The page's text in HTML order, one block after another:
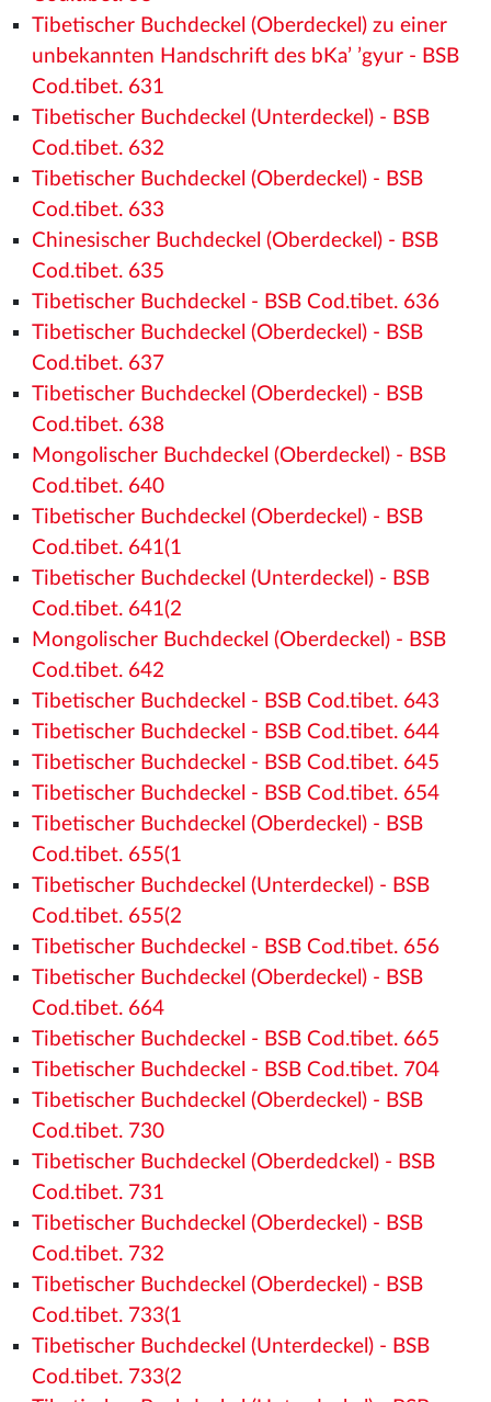
Tibetischer Buchdeckel (Oberdeckel) zu einer
unbekannten Handschrift des bKa’ ’gyur - BSB
Cod.tibet. 631
Tibetischer Buchdeckel (Unterdeckel) - BSB
Cod.tibet. 632
Tibetischer Buchdeckel (Oberdeckel) - BSB
Cod.tibet. 633
Chinesischer Buchdeckel (Oberdeckel) - BSB
Cod.tibet. 635
Tibetischer Buchdeckel - BSB Cod.tibet. 636
Tibetischer Buchdeckel (Oberdeckel) - BSB
Cod.tibet. 637
Tibetischer Buchdeckel (Oberdeckel) - BSB
Cod.tibet. 638
Mongolischer Buchdeckel (Oberdeckel) - BSB
Cod.tibet. 640
Tibetischer Buchdeckel (Oberdeckel) - BSB
Cod.tibet. 641(1
Tibetischer Buchdeckel (Unterdeckel) - BSB
Cod.tibet. 641(2
Mongolischer Buchdeckel (Oberdeckel) - BSB
Cod.tibet. 642
Tibetischer Buchdeckel - BSB Cod.tibet. 643
Tibetischer Buchdeckel - BSB Cod.tibet. 644
Tibetischer Buchdeckel - BSB Cod.tibet. 645
Tibetischer Buchdeckel - BSB Cod.tibet. 654
Tibetischer Buchdeckel (Oberdeckel) - BSB
Cod.tibet. 655(1
Tibetischer Buchdeckel (Unterdeckel) - BSB
Cod.tibet. 655(2
Tibetischer Buchdeckel - BSB Cod.tibet. 656
Tibetischer Buchdeckel (Oberdeckel) - BSB
Cod.tibet. 664
Tibetischer Buchdeckel - BSB Cod.tibet. 665
Tibetischer Buchdeckel - BSB Cod.tibet. 704
Tibetischer Buchdeckel (Oberdeckel) - BSB
Cod.tibet. 730
Tibetischer Buchdeckel (Oberdedckel) - BSB
Cod.tibet. 731
Tibetischer Buchdeckel (Oberdeckel) - BSB
Cod.tibet. 732
Tibetischer Buchdeckel (Oberdeckel) - BSB
Cod.tibet. 733(1
Tibetischer Buchdeckel (Unterdeckel) - BSB
Cod.tibet. 733(2